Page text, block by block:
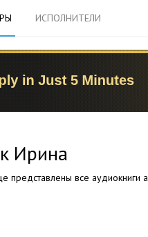
ИСПОЛНИТЕЛИ
Ирина
представлены все аудиокниги